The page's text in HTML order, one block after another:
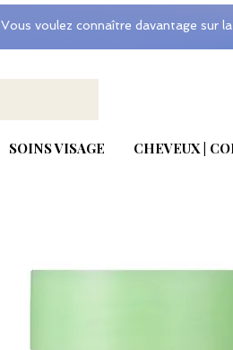
Vous voulez connaître davantage sur
SOINS VISAGE CHEVEUX |